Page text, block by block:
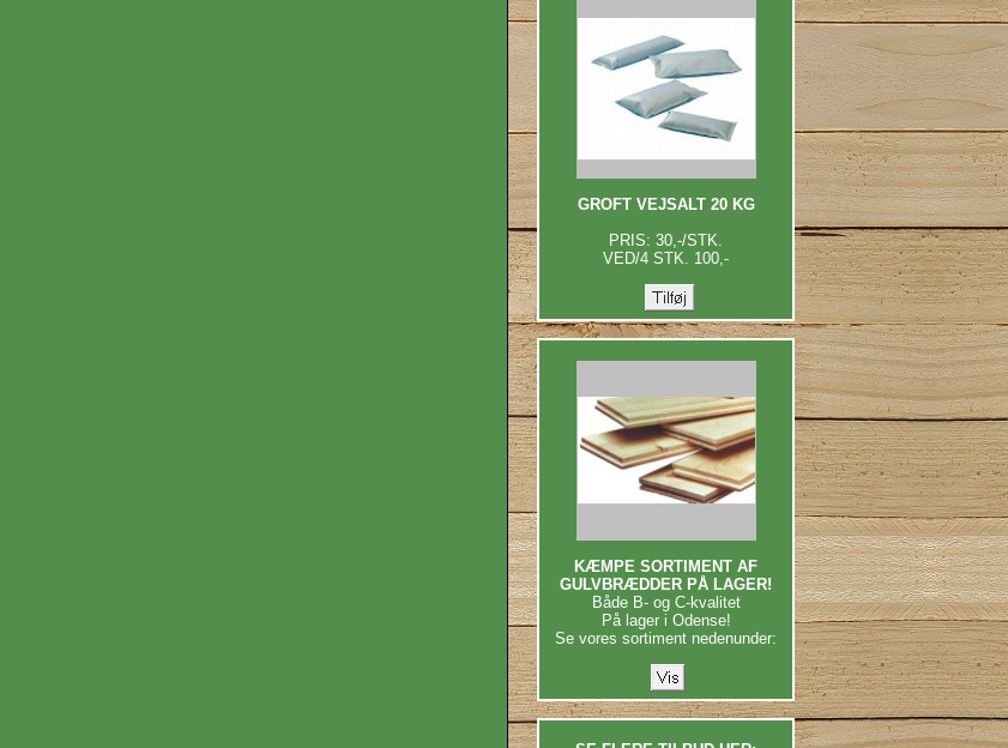
GROFT VEJSALT 20 KG
PRIS: 30,-/STK.
VED/4 STK. 100,-
KÆMPE SORTIMENT AF
GULVBRÆDDER PÅ LAGER!
Både B- og C-kvalitet
På lager i Odense!
Se vores sortiment nedenunder: